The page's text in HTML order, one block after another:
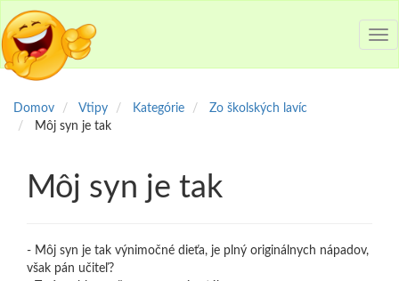
Domov Vtipy Kategórie
Zo školských lavíc
Môj syn je tak
Môj syn je tak
- Môj syn je tak výnimočné dieťa, je plný originálnych nápadov,
však pán učiteľ?